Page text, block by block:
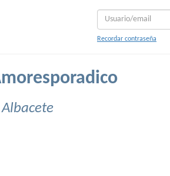
Recordar contraseña